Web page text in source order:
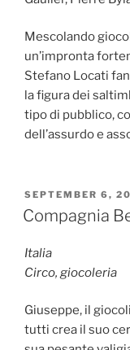
Mescolando
un’impronta
Stefano Locati
la figura dei
tipo di pubblico,
dell’assurdo e
POSTED
ON
SEPTEMBER 6,
Compagnia
Italia
Circo, giocoleria
Giuseppe, il
tutti crea il suo